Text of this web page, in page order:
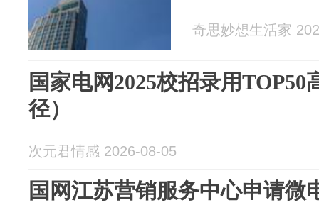
奇思妙想生活家
国家电网2025校招录用
径）
次元君情感 2026-08-05
国网江苏营销服务中心申请微